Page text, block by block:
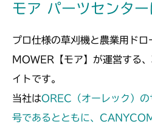
モア パーツセンター
プロ仕様の草刈機と農業用ドロ
MOWER【モア】が運営する
イトです。
当社はOREC（オーレック）の
号であるとともに、